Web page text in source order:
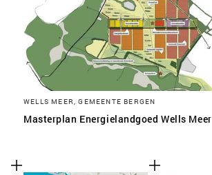
WELLS MEER, GEMEENTE BERGEN
Masterplan Energielandgoed Wells Meer